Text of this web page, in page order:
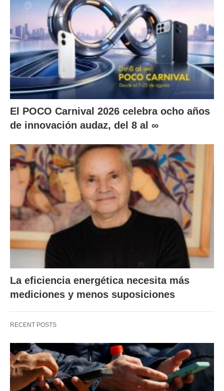
El POCO Carnival 2026 celebra ocho años
de innovación audaz, del 8 al ∞
La eficiencia energética necesita más
mediciones y menos suposiciones
RECENT POSTS